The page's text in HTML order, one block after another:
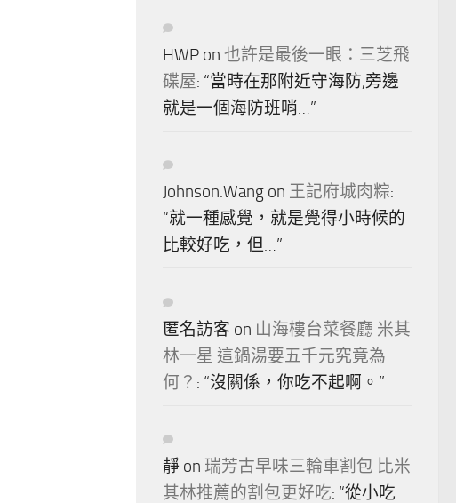
HWP on 也許是最後一眼：三芝飛
碟屋: “當時在那附近守海防,旁邊
就是一個海防班哨…”
Johnson.Wang on 王記府城肉粽:
“就一種感覺，就是覺得小時候的
比較好吃，但…”
匿名訪客 on 山海樓台菜餐廳 米其
林一星 這鍋湯要五千元究竟為
何？ : “沒關係，你吃不起啊。 ”
靜 on 瑞芳古早味三輪車割包 比米
其林推薦的割包更好吃: “從小吃